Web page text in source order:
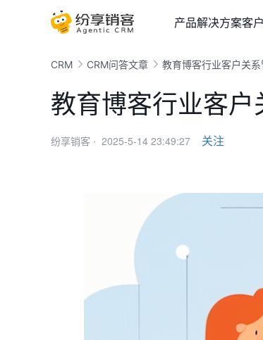
产品解决方案客
CRM CRM问答文章 教育博客行业客户关
教育博客行业客
纷享销客 · 2025-5-14 23:49:27 关注